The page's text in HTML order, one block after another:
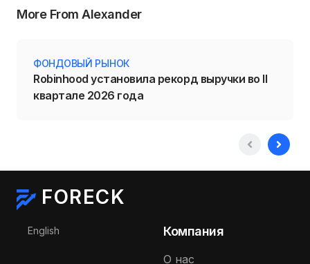
More From Alexander
ФОНДОВЫЙ РЫНОК
Robinhood установила рекорд выручки во II
квартале 2026 года
FORECK
Выберите язык
English Компания
О нас